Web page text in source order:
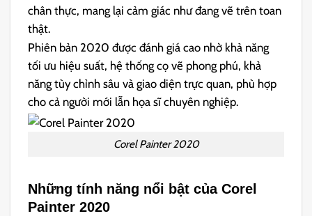
chân thực, mang lại cảm giác như đang vẽ trên toan
thật.
Phiên bản 2020 được đánh giá cao nhờ khả năng
tối ưu hiệu suất, hệ thống cọ vẽ phong phú, khả
năng tùy chỉnh sâu và giao diện trực quan, phù hợp
cho cả người mới lẫn họa sĩ chuyên nghiệp.
Corel Painter 2020
Những tính năng nổi bật của Corel
Painter 2020